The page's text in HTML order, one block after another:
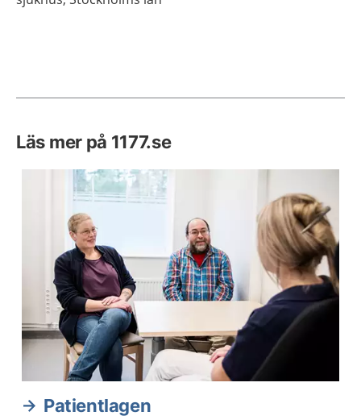
Läs mer på 1177.se
Patientlagen